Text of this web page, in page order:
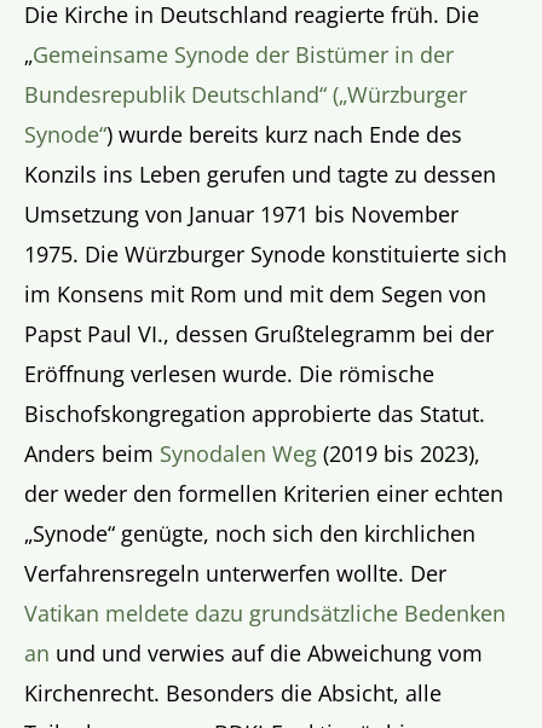
Die Kirche in Deutschland reagierte früh. Die
„Gemeinsame Synode der Bistümer in der
Bundesrepublik Deutschland“ („Würzburger
Synode“) wurde bereits kurz nach Ende des
Konzils ins Leben gerufen und tagte zu dessen
Umsetzung von Januar 1971 bis November
1975. Die Würzburger Synode konstituierte sich
im Konsens mit Rom und mit dem Segen von
Papst Paul VI., dessen Grußtelegramm bei der
Eröffnung verlesen wurde. Die römische
Bischofskongregation approbierte das Statut.
Anders beim Synodalen Weg (2019 bis 2023),
der weder den formellen Kriterien einer echten
„Synode“ genügte, noch sich den kirchlichen
Verfahrensregeln unterwerfen wollte. Der
Vatikan meldete dazu grundsätzliche Bedenken
an und und verwies auf die Abweichung vom
Kirchenrecht. Besonders die Absicht, alle